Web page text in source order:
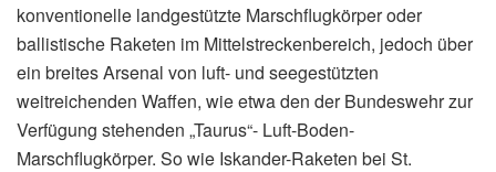
konventionelle landgestützte Marschflugkörper oder
ballistische Raketen im Mittelstreckenbereich, jedoch über
ein breites Arsenal von luft- und seegestützten
weitreichenden Waffen, wie etwa den der Bundeswehr zur
Verfügung stehenden „Taurus“- Luft-Boden-
Marschflugkörper. So wie Iskander-Raketen bei St.